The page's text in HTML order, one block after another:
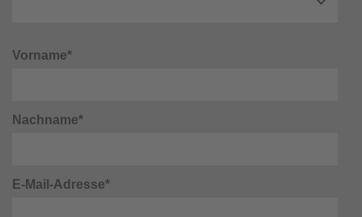
Vorname*
Nachname*
E-Mail-Adresse*